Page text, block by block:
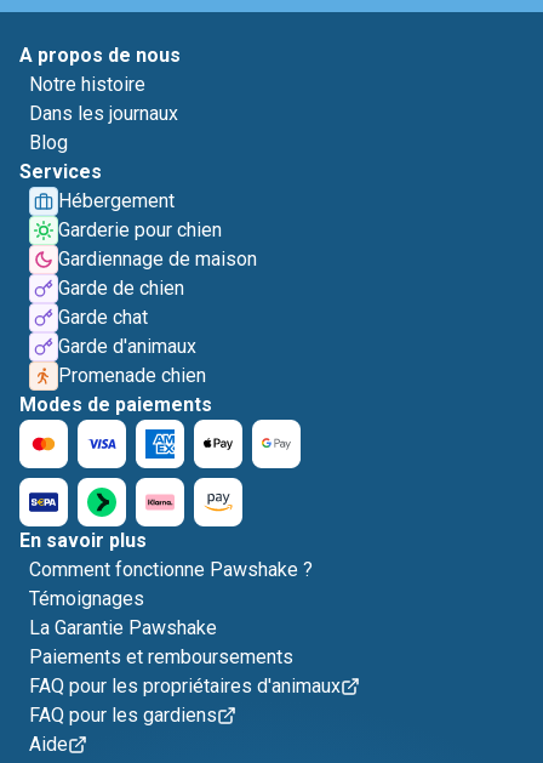
A propos de nous
Notre histoire
Dans les journaux
Blog
Services
Hébergement
Garderie pour chien
Gardiennage de maison
Garde de chien
Garde chat
Garde d'animaux
Promenade chien
Modes de paiements
En savoir plus
Comment fonctionne Pawshake ?
Témoignages
La Garantie Pawshake
Paiements et remboursements
FAQ pour les propriétaires d'animaux
FAQ pour les gardiens
Aide